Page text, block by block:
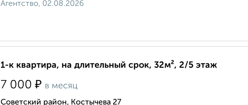
Агентство, 02.08.2026
1-к квартира, на длительный срок, 32м², 2/5 этаж
7 000 ₽ в месяц
Советский район, Костычева 27